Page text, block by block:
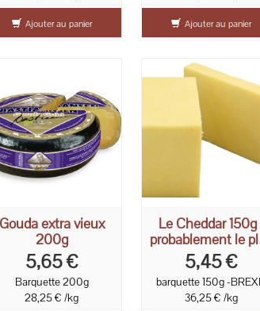
Ajouter au panier Ajouter au panier
Gouda extra vieux
200g
5,65 €
Barquette 200g
28,25 € /kg
Le Cheddar 150g
probablement le
vendu au monde
5,45 €
barquette 150g -
36,25 € /kg